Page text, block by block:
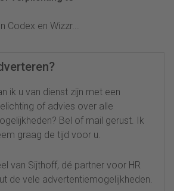
Codex en Wizzr...
ik u van dienst zijn met een
of advies over alle
Bel of mail gerust. Ik
graag de tijd voor u.
van Sijthoff, dé partner voor HR
de vele advertentiemogelijkheden.